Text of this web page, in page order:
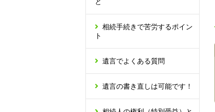
と
相続手続きで苦労するポイン
ト
遺言でよくある質問
遺言の書き直しは可能です！